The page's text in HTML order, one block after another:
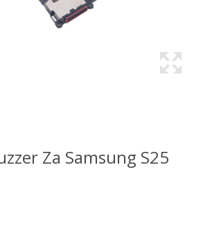
Za Samsung S25